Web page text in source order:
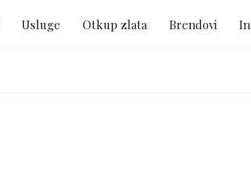
Usluge Otkup zlata Brendovi